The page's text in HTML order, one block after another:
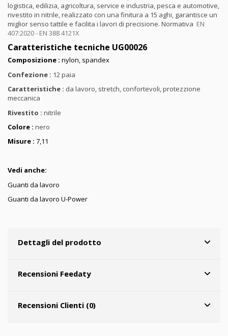
logistica, edilizia, agricoltura, service e industria, pesca e automotive,
rivestito in nitrile, realizzato con una finitura a 15 aghi, garantisce un
miglior senso tattile e facilita i lavori di precisione. Normativa EN
407:2020 - EN 388 4121X
Caratteristiche tecniche UG00026
Composizione : nylon, spandex
Confezione : 12 paia
Caratteristiche : da lavoro, stretch, confortevoli, protezzione
meccanica
Rivestito : nitrile
Colore : nero
Misure : 7,11
Vedi anche:
Guanti da lavoro
Guanti da lavoro U-Power
Dettagli del prodotto
Recensioni Feedaty
Recensioni Clienti (0)